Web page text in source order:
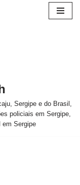
Sergipe e do Brasil,
policiais em Sergipe,
em Sergipe